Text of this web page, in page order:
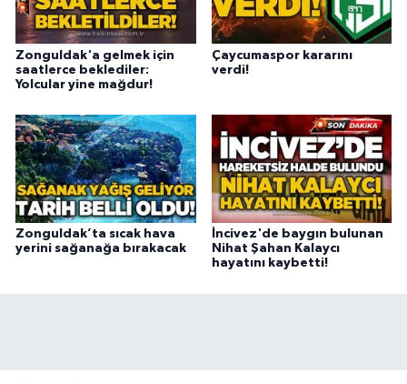
Zonguldak'a gelmek için
saatlerce beklediler:
Yolcular yine mağdur!
Çaycumaspor kararını
verdi!
Zonguldak’ta sıcak hava
yerini sağanağa bırakacak
İncivez'de baygın bulunan
Nihat Şahan Kalaycı
hayatını kaybetti!